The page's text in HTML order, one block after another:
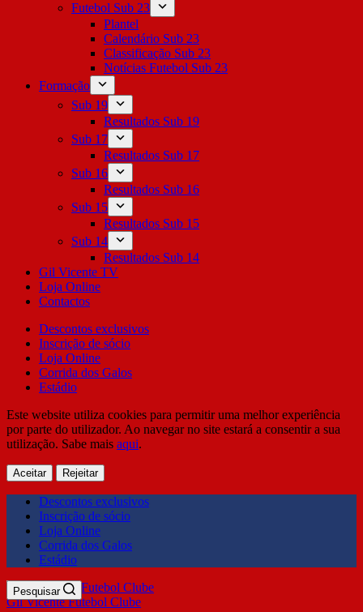
Futebol Sub 23
Plantel
Calendário Sub 23
Classificação Sub 23
Notícias Futebol Sub 23
Formação
Sub 19
Resultados Sub 19
Sub 17
Resultados Sub 17
Sub 16
Resultados Sub 16
Sub 15
Resultados Sub 15
Sub 14
Resultados Sub 14
Gil Vicente TV
Loja Online
Contactos
Descontos exclusivos
Inscrição de sócio
Loja Online
Corrida dos Galos
Estádio
Este website utiliza cookies para permitir uma melhor experiência
por parte do utilizador. Ao navegar no site estará a consentir a sua
utilização. Sabe mais aqui.
Aceitar Rejeitar
Descontos exclusivos
Inscrição de sócio
Loja Online
Corrida dos Galos
Estádio
Gil Vicente Futebol Clube
Pesquisar